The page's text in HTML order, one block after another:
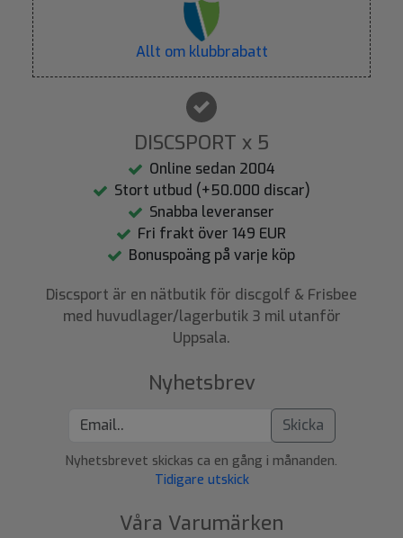
Allt om klubbrabatt
DISCSPORT x 5
Online sedan 2004
Stort utbud (+50.000 discar)
Snabba leveranser
Fri frakt över 149 EUR
Bonuspoäng på varje köp
Discsport är en nätbutik för discgolf & Frisbee
med huvudlager/lagerbutik 3 mil utanför
Uppsala.
Nyhetsbrev
Skicka
Nyhetsbrevet skickas ca en gång i månanden.
Tidigare utskick
Våra Varumärken